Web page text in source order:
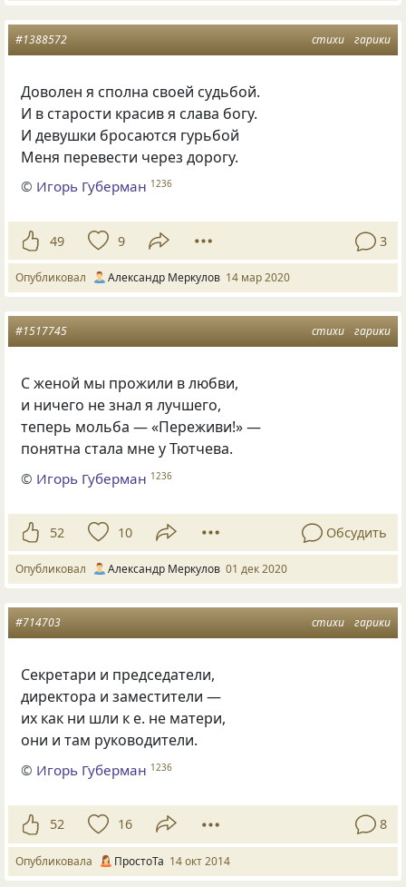
стихи гарики
#1388572
Доволен я сполна своей судьбой.
И в старости красив я слава богу.
И девушки бросаются гурьбой
Меня перевести через дорогу.
© Игорь Губерман 1236
49 9 3
Опубликовал Александр Меркулов 14 мар 2020
стихи гарики
#1517745
С женой мы прожили в любви,
и ничего не знал я лучшего,
теперь мольба — «Переживи!» —
понятна стала мне у Тютчева.
© Игорь Губерман 1236
52 10 Обсудить
Опубликовал Александр Меркулов 01 дек 2020
стихи гарики
#714703
Секретари и председатели,
директора и заместители —
их как ни шли к е. не матери,
они и там руководители.
© Игорь Губерман 1236
52 16 8
Опубликовала ПростоТа 14 окт 2014